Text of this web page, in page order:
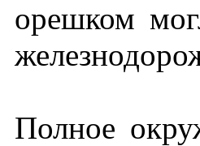
орешком
Полное